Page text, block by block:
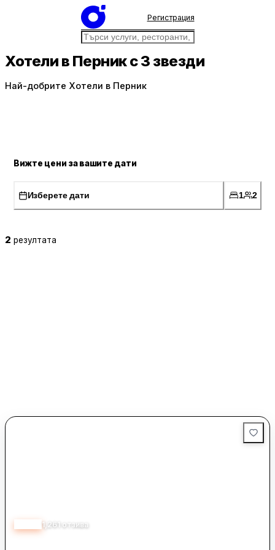
Регистрация
Хотели в Перник с 3 звезди
Най-добрите Хотели в Перник
Вижте цени за вашите дати
Изберете дати 1 2
2 резултата
1,261 отзива